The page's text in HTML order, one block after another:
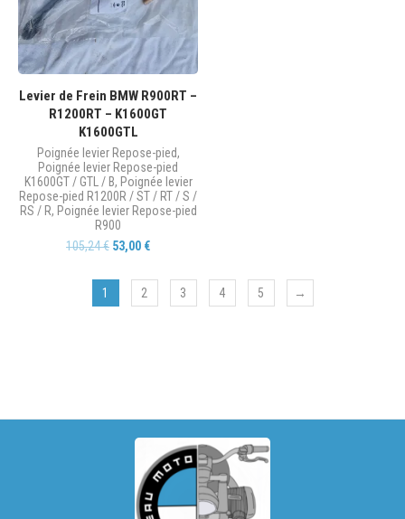
Levier de Frein BMW R900RT –
R1200RT – K1600GT
K1600GTL
Poignée levier Repose-pied,
Poignée levier Repose-pied
K1600GT / GTL / B, Poignée levier
Repose-pied R1200R / ST / RT / S /
RS / R, Poignée levier Repose-pied
R900
105,24€ 53,00 €
1 2 3 4 5 →